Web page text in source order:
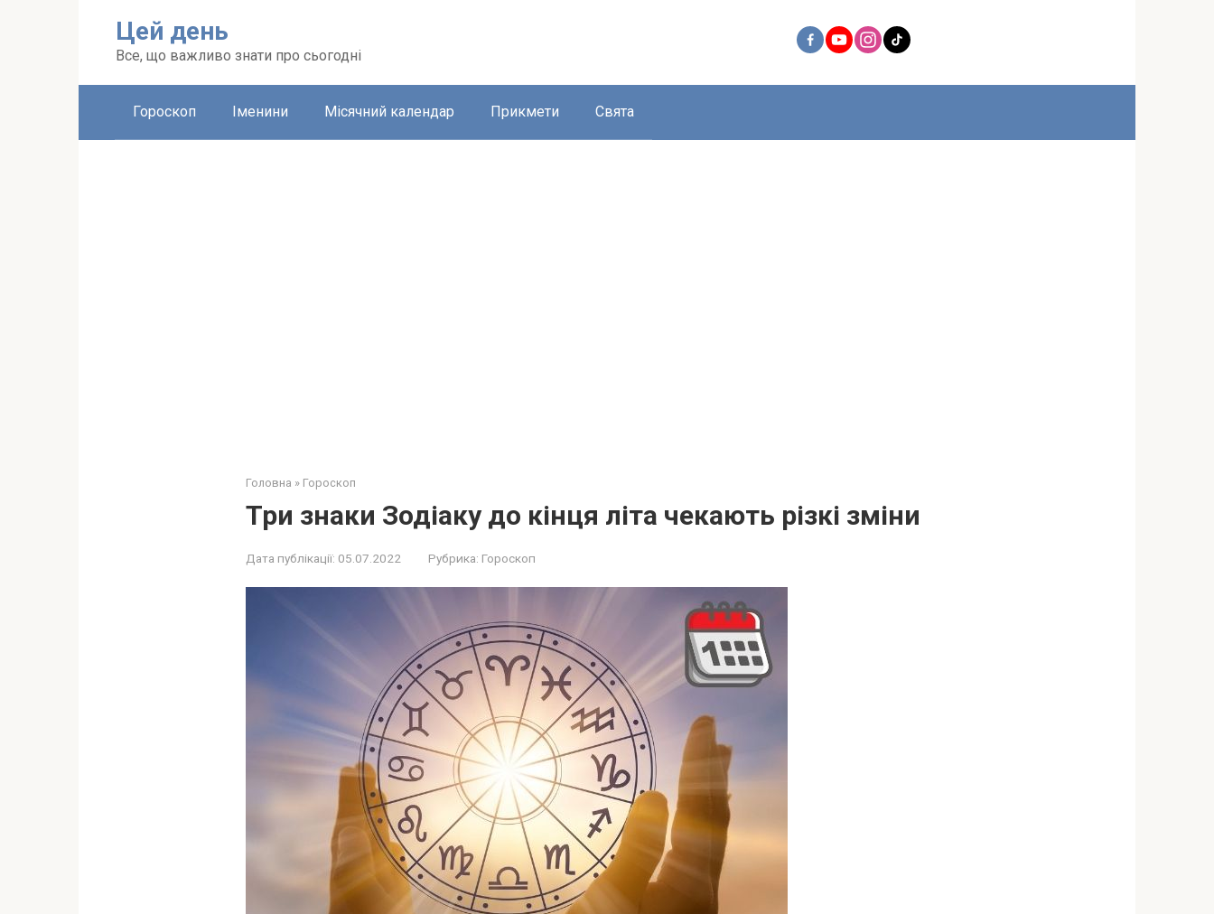
Цей день
Все, що важливо знати про сьогодні
Гороскоп Іменини Місячний календар Прикмети Свята
Головна » Гороскоп
Три знаки Зодіаку до кінця літа чекають різкі зміни
Дата публікації: 05.07.2022 Рубрика: Гороскоп